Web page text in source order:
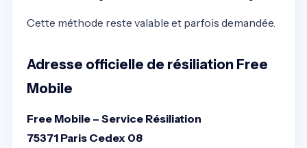
Cette méthode reste valable et parfois demandée.
Adresse officielle de résiliation Free
Mobile
Free Mobile – Service Résiliation
75371 Paris Cedex 08